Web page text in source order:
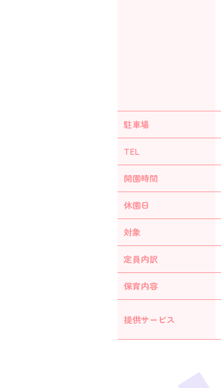
駐車場
TEL
開園時間
休園日
対象
定員内訳
保育内容
提供サービス